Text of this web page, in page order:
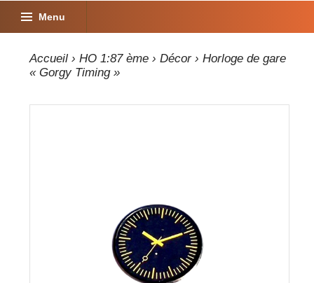
Menu
Accueil ›HO 1:87 ème ›Décor› Horloge de gare
« Gorgy Timing »